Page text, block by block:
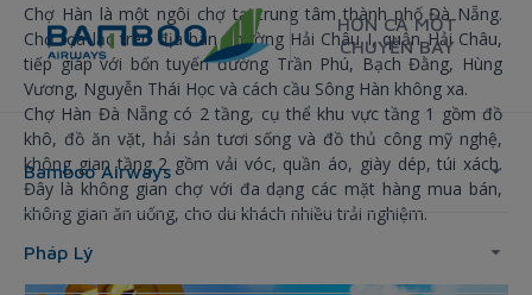
Chợ Hàn là một ngôi chợ tại trung tâm thành phố Đà Nẵng.
Chợ tọa lạc trên địa bàn phường Hải Châu I, quận Hải Châu,
tiếp giáp với bốn tuyến đường Trần Phú, Bạch Đằng, Hùng
Vương, Nguyễn Thái Học và cách cầu Sông Hàn không xa.
Chợ Hàn Đà Nẵng có 2 tầng, cụ thể khu vực tầng 1 gồm đồ
khô, đồ ăn vặt, hải sản tươi sống và đồ thủ công mỹ nghệ,
không gian tầng 2 gồm vải vóc, quần áo, giày dép, túi xách.
Đây là không gian chợ với đa dạng các mặt hàng mua bán,
không gian ăn uống, cho du khách nhiều trải nghiệm.
HƠN CẢ MỘT
CHUYẾN BAY
Bamboo Airways
Pháp Lý